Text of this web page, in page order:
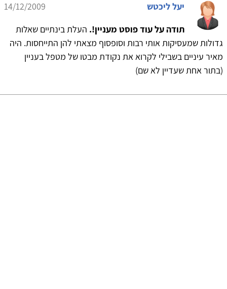
יעל ליכטש
14/12/2009
תודה על עוד פוסט מעניין!. העלת בינתיים שאלות
גדולות שמעסיקות אותי רבות וסופסוף מצאתי להן התייחסות. היה
מאיר עיניים בשבילי לקרוא את נקודת מבטו של מטפל בעניין
(בתור אחת שעדיין לא שם)